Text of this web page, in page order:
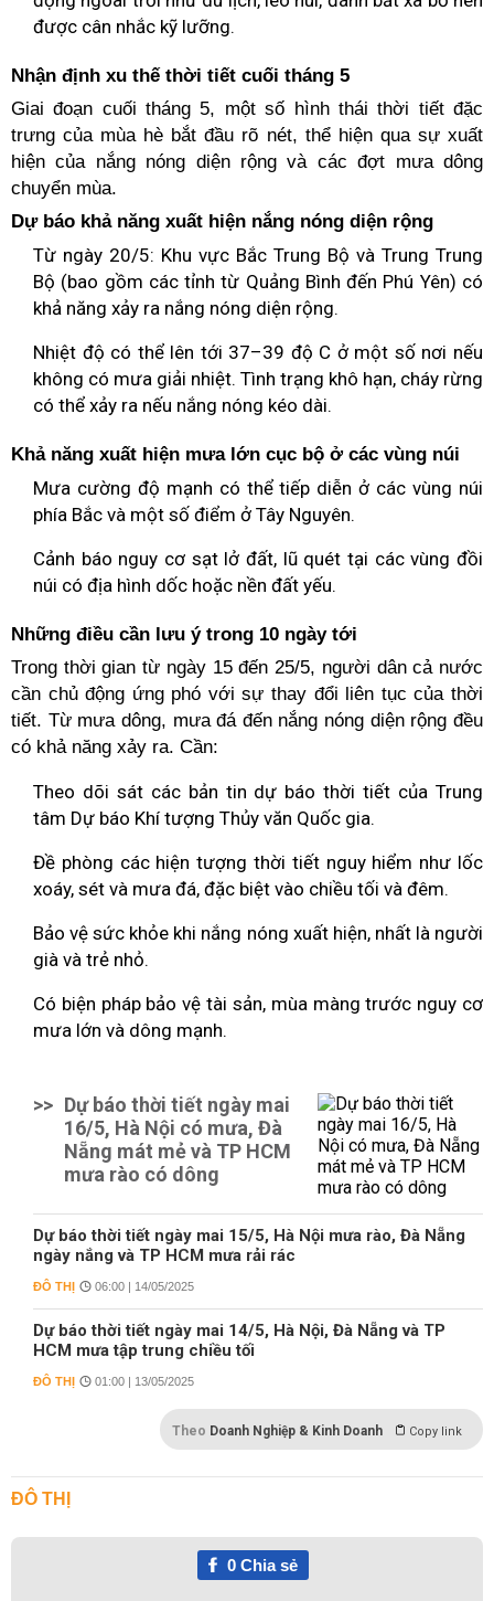
được cân nhắc kỹ lưỡng.
Nhận định xu thế thời tiết cuối tháng 5
Giai đoạn cuối tháng 5, một số hình thái thời tiết đặc
trưng của mùa hè bắt đầu rõ nét, thể hiện qua sự xuất
hiện của nắng nóng diện rộng và các đợt mưa dông
chuyển mùa.
Dự báo khả năng xuất hiện nắng nóng diện rộng
Từ ngày 20/5: Khu vực Bắc Trung Bộ và Trung Trung
Bộ (bao gồm các tỉnh từ Quảng Bình đến Phú Yên) có
khả năng xảy ra nắng nóng diện rộng.
Nhiệt độ có thể lên tới 37–39 độ C ở một số nơi nếu
không có mưa giải nhiệt. Tình trạng khô hạn, cháy rừng
có thể xảy ra nếu nắng nóng kéo dài.
Khả năng xuất hiện mưa lớn cục bộ ở các vùng núi
Mưa cường độ mạnh có thể tiếp diễn ở các vùng núi
phía Bắc và một số điểm ở Tây Nguyên.
Cảnh báo nguy cơ sạt lở đất, lũ quét tại các vùng đồi
núi có địa hình dốc hoặc nền đất yếu.
Những điều cần lưu ý trong 10 ngày tới
Trong thời gian từ ngày 15 đến 25/5, người dân cả nước
cần chủ động ứng phó với sự thay đổi liên tục của thời
tiết. Từ mưa dông, mưa đá đến nắng nóng diện rộng đều
có khả năng xảy ra. Cần:
Theo dõi sát các bản tin dự báo thời tiết của Trung
tâm Dự báo Khí tượng Thủy văn Quốc gia.
Đề phòng các hiện tượng thời tiết nguy hiểm như lốc
xoáy, sét và mưa đá, đặc biệt vào chiều tối và đêm.
Bảo vệ sức khỏe khi nắng nóng xuất hiện, nhất là người
già và trẻ nhỏ.
Có biện pháp bảo vệ tài sản, mùa màng trước nguy cơ
mưa lớn và dông mạnh.
>> Dự báo thời tiết ngày mai
16/5, Hà Nội có mưa, Đà
Nẵng mát mẻ và TP HCM
mưa rào có dông
Dự báo thời tiết ngày mai 15/5, Hà Nội mưa rào, Đà Nẵng
ngày nắng và TP HCM mưa rải rác
ĐÔ THỊ 06:00 | 14/05/2025
Dự báo thời tiết ngày mai 14/5, Hà Nội, Đà Nẵng và TP
HCM mưa tập trung chiều tối
ĐÔ THỊ 01:00 | 13/05/2025
Theo Doanh Nghiệp & Kinh Doanh Copy link
ĐÔ THỊ
0Chia sẻ